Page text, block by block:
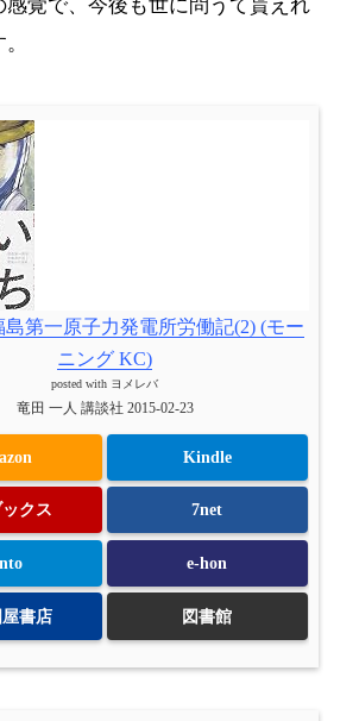
感覚で、今後も世に問うて貰えれ
島第一原子力発電所労働記(2) (モー
ニング KC)
posted with ヨメレバ
竜田 一人 講談社 2015-02-23
Kindle
クス 7net
e-hon
書店 図書館